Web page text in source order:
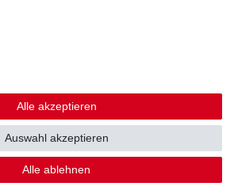
Alle akzeptieren
Alle ablehnen
Auswahl akzeptieren